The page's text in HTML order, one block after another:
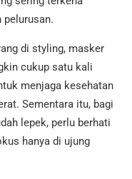
pelurusan.
di styling, masker
cukup satu kali
menjaga kesehatan
Sementara itu, bagi
lepek, perlu berhati
hanya di ujung